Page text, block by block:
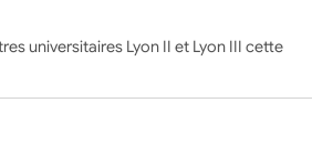
universitaires Lyon II et Lyon III cette